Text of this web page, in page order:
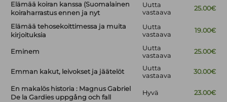
Elämää koiran kanssa (Suomalainen
koiraharrastus ennen ja nyt
Uutta
vastaava
25.00€
Elämää tehosekoittimessa ja muita
kirjoituksia
Uutta
vastaava
19.00€
Eminem
Uutta
vastaava
25.00€
Emman kakut, leivokset ja jäätelöt
Uutta
vastaava
30.00€
En makalös historia : Magnus Gabriel
De la Gardies uppgång och fall
Hyvä 23.00€